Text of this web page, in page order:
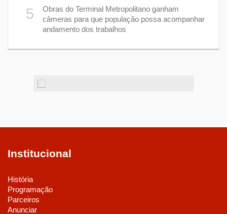
5
Obras do Terminal Metropolitano ganham
câmeras para que população possa acompanhar
andamento dos trabalhos
Institucional
História
Programação
Parceiros
Anunciar